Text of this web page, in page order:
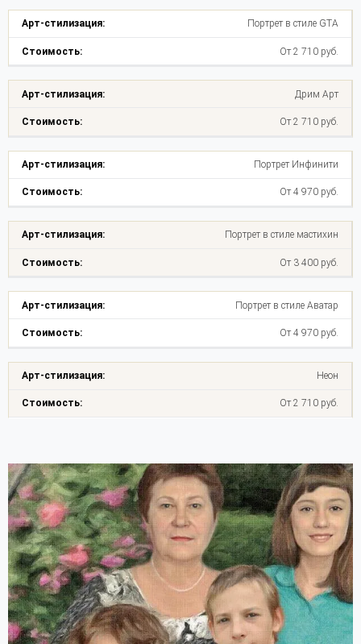
Портрет в стиле GTA
От 2 710 руб.
Дрим Арт
От 2 710 руб.
Портрет Инфинити
От 4 970 руб.
Портрет в стиле мастихин
От 3 400 руб.
Портрет в стиле Аватар
От 4 970 руб.
Неон
От 2 710 руб.